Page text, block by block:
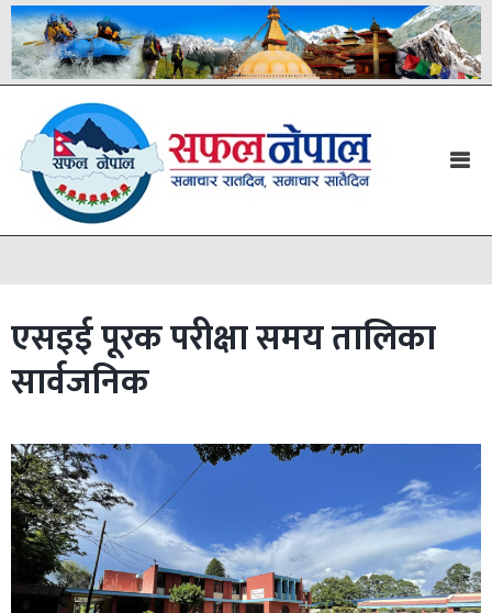
एसइई पूरक परीक्षा समय तालिका
सार्वजनिक